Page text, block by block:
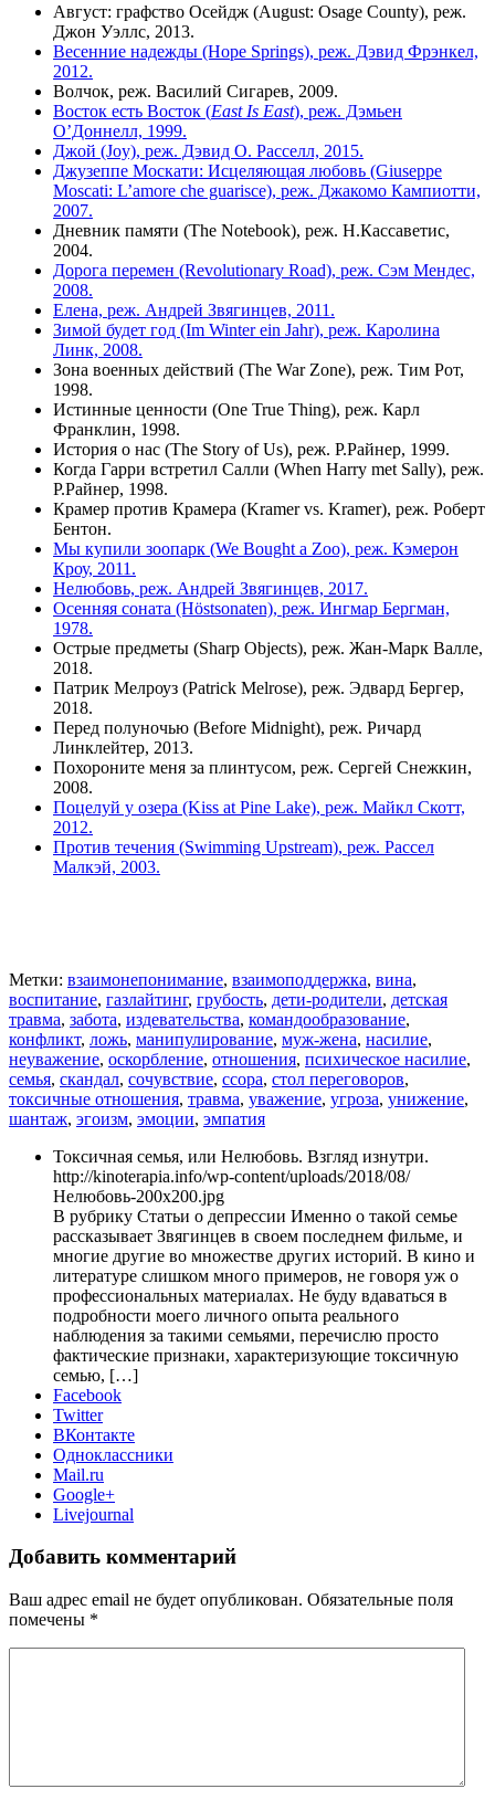
Август: графство Осейдж (August: Osage County), реж.
Джон Уэллс, 2013.
Весенние надежды (Hope Springs), реж. Дэвид Фрэнкел,
2012.
Волчок, реж. Василий Сигарев, 2009.
Восток есть Восток (East Is East), реж. Дэмьен
О’Доннелл, 1999.
Джой (Joy), реж. Дэвид О. Расселл, 2015.
Джузеппе Москати: Исцеляющая любовь (Giuseppe
Moscati: L’amore che guarisce), реж. Джакомо Кампиотти,
2007.
Дневник памяти (The Notebook), реж. Н.Кассаветис,
2004.
Дорога перемен (Revolutionary Road), реж. Сэм Мендес,
2008.
Елена, реж. Андрей Звягинцев, 2011.
Зимой будет год (Im Winter ein Jahr), реж. Каролина
Линк, 2008.
Зона военных действий (The War Zone), реж. Тим Рот,
1998.
Истинные ценности (One True Thing), реж. Карл
Франклин, 1998.
История о нас (The Story of Us), реж. Р.Райнер, 1999.
Когда Гарри встретил Салли (When Harry met Sally), реж.
Р.Райнер, 1998.
Крамер против Крамера (Kramer vs. Kramer), реж. Роберт
Бентон.
Мы купили зоопарк (We Bought a Zoo), реж. Кэмерон
Кроу, 2011.
Нелюбовь, реж. Андрей Звягинцев, 2017.
Осенняя соната (Höstsonaten), реж. Ингмар Бергман,
1978.
Острые предметы (Sharp Objects), реж. Жан-Марк Валле,
2018.
Патрик Мелроуз (Patrick Melrose), реж. Эдвард Бергер,
2018.
Перед полуночью (Before Midnight), реж. Ричард
Линклейтер, 2013.
Похороните меня за плинтусом, реж. Сергей Снежкин,
2008.
Поцелуй у озера (Kiss at Pine Lake), реж. Майкл Скотт,
2012.
Против течения (Swimming Upstream), реж. Рассел
Малкэй, 2003.
Метки: взаимонепонимание, взаимоподдержка, вина,
воспитание, газлайтинг, грубость, дети-родители, детская
травма, забота, издевательства, командообразование,
конфликт, ложь, манипулирование, муж-жена, насилие,
неуважение, оскорбление, отношения, психическое насилие,
семья, скандал, сочувствие, ссора, стол переговоров,
токсичные отношения, травма, уважение, угроза, унижение,
шантаж, эгоизм, эмоции, эмпатия
Токсичная семья, или Нелюбовь. Взгляд изнутри.
http://kinoterapia.info/wp-content/uploads/2018/08/
Нелюбовь-200x200.jpg
В рубрику Статьи о депрессии Именно о такой семье
рассказывает Звягинцев в своем последнем фильме, и
многие другие во множестве других историй. В кино и
литературе слишком много примеров, не говоря уж о
профессиональных материалах. Не буду вдаваться в
подробности моего личного опыта реального
наблюдения за такими семьями, перечислю просто
фактические признаки, характеризующие токсичную
семью, […]
Facebook
Twitter
ВКонтакте
Одноклассники
Mail.ru
Google+
Livejournal
Добавить комментарий
Ваш адрес email не будет опубликован. Обязательные поля
помечены *